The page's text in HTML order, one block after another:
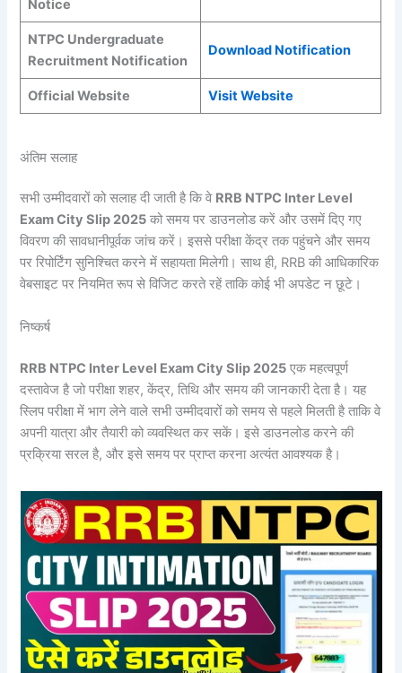
Notice
NTPC Undergraduate
Recruitment Notification
Download Notification
Official Website Visit Website
अंतिम सलाह
सभी उम्मीदवारों को सलाह दी जाती है कि वे RRB NTPC Inter Level
Exam City Slip 2025 को समय पर डाउनलोड करें और उसमें दिए गए
विवरण की सावधानीपूर्वक जांच करें। इससे परीक्षा केंद्र तक पहुंचने और समय
पर रिपोर्टिंग सुनिश्चित करने में सहायता मिलेगी। साथ ही, RRB की आधिकारिक
वेबसाइट पर नियमित रूप से विजिट करते रहें ताकि कोई भी अपडेट न छूटे।
निष्कर्ष
RRB NTPC Inter Level Exam City Slip 2025 एक महत्वपूर्ण
दस्तावेज है जो परीक्षा शहर, केंद्र, तिथि और समय की जानकारी देता है। यह
स्लिप परीक्षा में भाग लेने वाले सभी उम्मीदवारों को समय से पहले मिलती है ताकि वे
अपनी यात्रा और तैयारी को व्यवस्थित कर सकें। इसे डाउनलोड करने की
प्रक्रिया सरल है, और इसे समय पर प्राप्त करना अत्यंत आवश्यक है।